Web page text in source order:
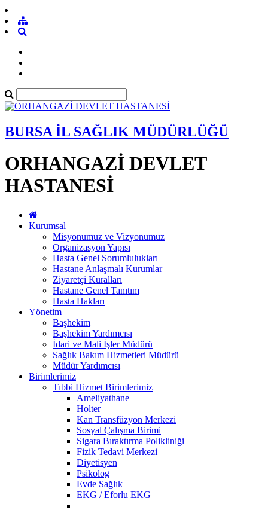
BURSA İL SAĞLIK MÜDÜRLÜĞÜ
ORHANGAZİ DEVLET
HASTANESİ
Kurumsal
Misyonumuz ve Vizyonumuz
Organizasyon Yapısı
Hasta Genel Sorumlulukları
Hastane Anlaşmalı Kurumlar
Ziyaretçi Kuralları
Hastane Genel Tanıtım
Hasta Hakları
Yönetim
Başhekim
Başhekim Yardımcısı
İdari ve Mali İşler Müdürü
Sağlık Bakım Hizmetleri Müdürü
Müdür Yardımcısı
Birimlerimiz
Tıbbi Hizmet Birimlerimiz
Ameliyathane
Holter
Kan Transfüzyon Merkezi
Sosyal Çalışma Birimi
Sigara Bıraktırma Polikliniği
Fizik Tedavi Merkezi
Diyetisyen
Psikolog
Evde Sağlık
EKG / Eforlu EKG